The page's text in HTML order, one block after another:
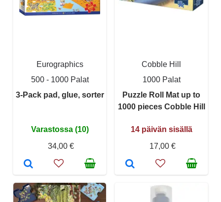
Eurographics
500 - 1000 Palat
3-Pack pad, glue, sorter
Varastossa (10)
34,00 €
Cobble Hill
1000 Palat
Puzzle Roll Mat up to
1000 pieces Cobble Hill
14 päivän sisällä
17,00 €